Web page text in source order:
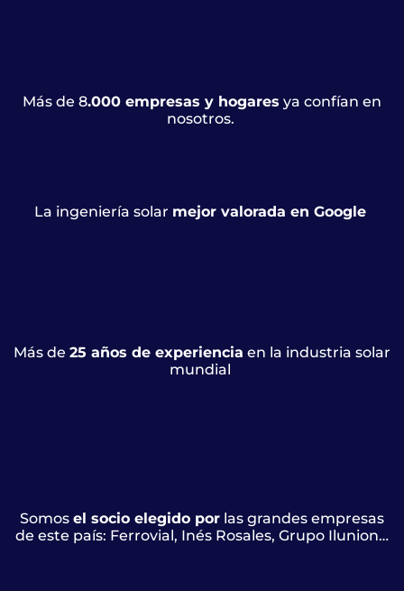
Más de 8.000 empresas y hogares ya confían en
nosotros.
La ingeniería solar mejor valorada en Google
Más de 25 años de experiencia en la industria solar
mundial
Somos el socio elegido por las grandes empresas
de este país: Ferrovial, Inés Rosales, Grupo Ilunion…